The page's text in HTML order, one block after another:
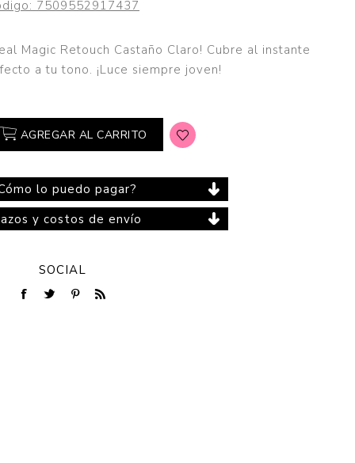
7509552917437
Magic Retouch Castaño Claro! Cubre al instante
a tu tono. ¡Luce siempre joven!
AGREGAR AL CARRITO
lo puedo pagar?
y costos de envío
SOCIAL